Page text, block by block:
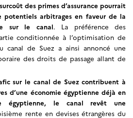
des primes d’assurance pourrait
potentiels arbitrages en faveur de la
sur le canal. La préférence des
conditionnée à l’optimisation de
canal de Suez a ainsi annoncé une
des droits de passage allant de
sur le canal de Suez contribuent à
d’une économie égyptienne déjà en
égyptienne, le canal revêt une
rente en devises étrangères du